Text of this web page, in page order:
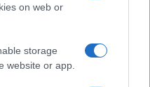
on web or
storage
website or app.
Sport, Cultura e
soluzioni